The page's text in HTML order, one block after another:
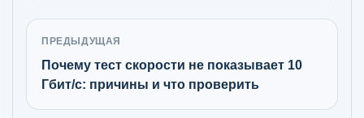
ПРЕДЫДУЩАЯ
Почему тест скорости не показывает 10
Гбит/с: причины и что проверить